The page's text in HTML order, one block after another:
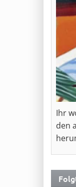
Ihr
den